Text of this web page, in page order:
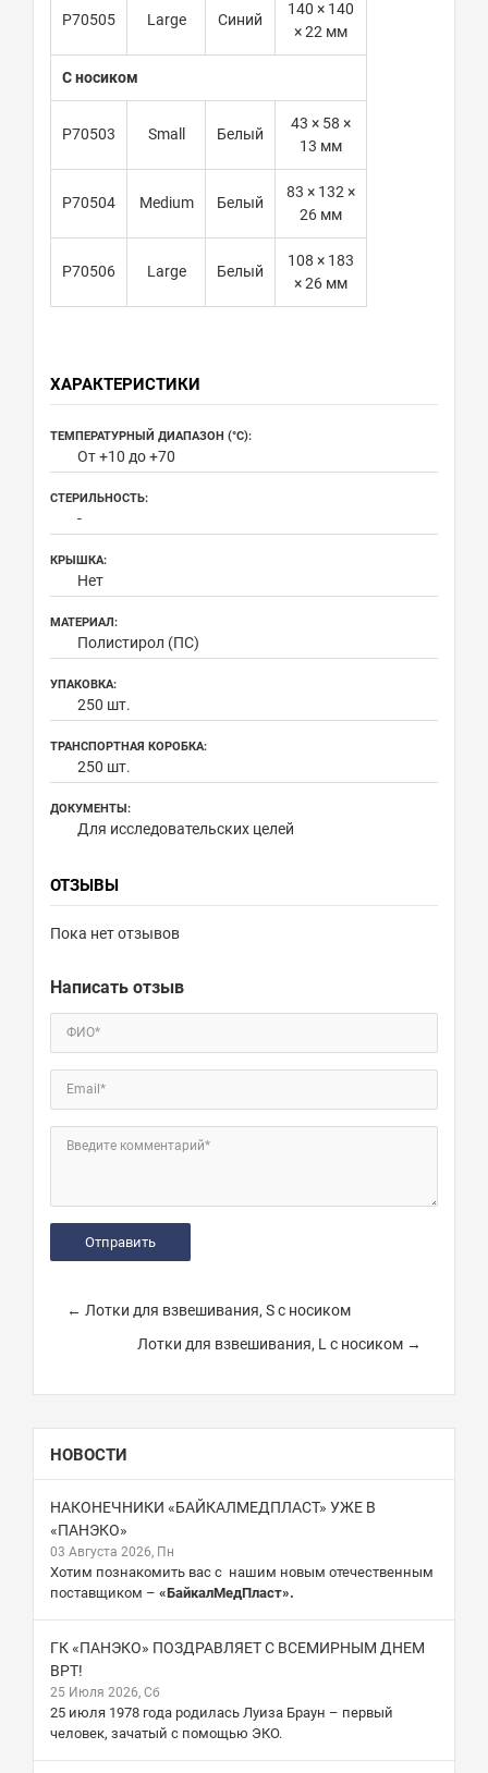
P70505 Large Синий
140 × 140
× 22 мм
С носиком
P70503 Small Белый
43 × 58 ×
13 мм
P70504 Medium Белый
83 × 132 ×
26 мм
P70506 Large Белый
108 × 183
× 26 мм
ХАРАКТЕРИСТИКИ
ТЕМПЕРАТУРНЫЙ ДИАПАЗОН (°С):
От +10 до +70
СТЕРИЛЬНОСТЬ:
-
КРЫШКА:
Нет
МАТЕРИАЛ:
Полистирол (ПС)
УПАКОВКА:
250 шт.
ТРАНСПОРТНАЯ КОРОБКА:
250 шт.
ДОКУМЕНТЫ:
Для исследовательских целей
ОТЗЫВЫ
Пока нет отзывов
Написать отзыв
ФИО*
Email*
Введите комментарий*
← Лотки для взвешивания, S с носиком
Лотки для взвешивания, L с носиком →
НОВОСТИ
НАКОНЕЧНИКИ «БАЙКАЛМЕДПЛАСТ» УЖЕ В
«ПАНЭКО»
03 Августа 2026, Пн
Хотим познакомить вас с нашим новым отечественным
поставщиком – «БайкалМедПласт».
ГК «ПАНЭКО» ПОЗДРАВЛЯЕТ С ВСЕМИРНЫМ ДНЕМ
ВРТ!
25 Июля 2026, Сб
25 июля 1978 года родилась Луиза Браун – первый
человек, зачатый с помощью ЭКО.